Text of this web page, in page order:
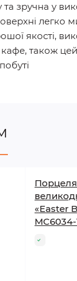
зручна у
легко
якості,
кафе, також
«Easter
MC6034-